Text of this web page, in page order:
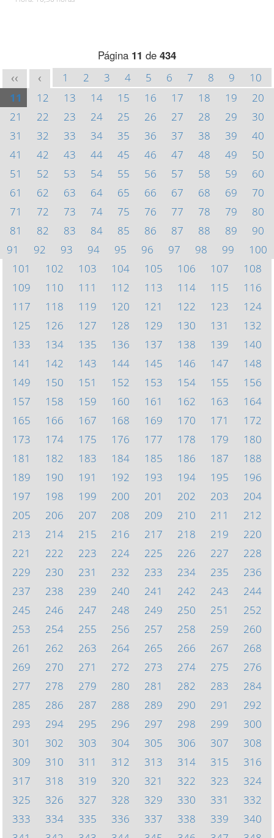
Página 11 de 434
<< < 1 2 3 4 5 6 7 8 9
10
11
12 13 14 15 16 17 18 19
20
21
22 23 24 25 26 27 28 29
30
31
32 33 34 35 36 37 38 39
40
41
42 43 44 45 46 47 48 49
50
51
52 53 54 55 56 57 58 59
60
61
62 63 64 65 66 67 68 69
70
71
72 73 74 75 76 77 78 79
80
81
82 83 84 85 86 87 88 89
90
91
92 93 94 95 96 97 98 99
100
101
102 103 104 105 106 107
108
109
110 111 112 113 114 115
116
117
118 119 120 121 122 123
124
125
126 127 128 129 130 131
132
133
134 135 136 137 138 139
140
141
142 143 144 145 146 147
148
149
150 151 152 153 154 155
156
157
158 159 160 161 162 163
164
165
166 167 168 169 170 171
172
173
174 175 176 177 178 179
180
181
182 183 184 185 186 187
188
189
190 191 192 193 194 195
196
197
198 199 200 201 202 203
204
205
206 207 208 209 210 211
212
213
214 215 216 217 218 219
220
221
222 223 224 225 226 227
228
229
230 231 232 233 234 235
236
237
238 239 240 241 242 243
244
245
246 247 248 249 250 251
252
253
254 255 256 257 258 259
260
261
262 263 264 265 266 267
268
269
270 271 272 273 274 275
276
277
278 279 280 281 282 283
284
285
286 287 288 289 290 291
292
293
294 295 296 297 298 299
300
301
302 303 304 305 306 307
308
309
310 311 312 313 314 315
316
317
318 319 320 321 322 323
324
325
326 327 328 329 330 331
332
333
334 335 336 337 338 339
340